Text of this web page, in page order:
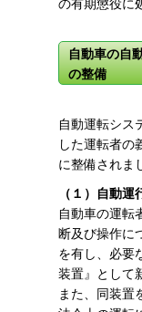
の有期懲役に
自動車の自
の整備
自動運転シス
した運転者の
に整備されま
（１）自動
自動車の運転
断及び操作に
を有し、必要
装置』として
また、同装置